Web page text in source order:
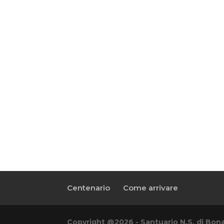
Centenario Come arrivare
Copyright @2026 - Santuario N.S. di